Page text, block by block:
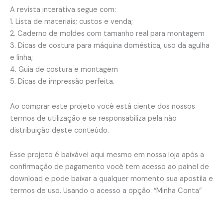
A revista interativa segue com:
1. Lista de materiais; custos e venda;
2. Caderno de moldes com tamanho real para montagem
3. Dicas de costura para máquina doméstica, uso da agulha
e linha;
4. Guia de costura e montagem
5. Dicas de impressão perfeita.
Ao comprar este projeto você está ciente dos nossos
termos de utilização e se responsabiliza pela não
distribuição deste conteúdo.
Esse projeto é baixável aqui mesmo em nossa loja após a
confirmação de pagamento você tem acesso ao painel de
download e pode baixar a qualquer momento sua apostila e
termos de uso. Usando o acesso a opção: “Minha Conta”